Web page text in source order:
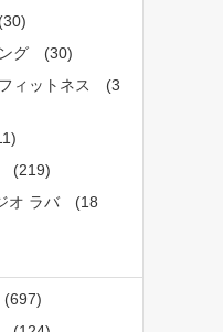
(30)
グ
(30)
ィットネス
(3
(219)
オ ラバ
(18
(697)